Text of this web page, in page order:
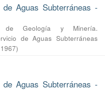
Aguas Subterráneas -
de Geología y Minería.
de Aguas Subterráneas
1967)
Aguas Subterráneas -